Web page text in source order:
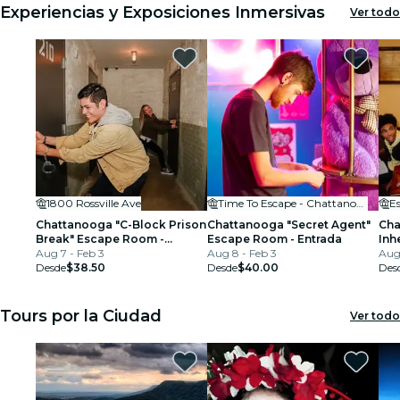
Experiencias y Exposiciones Inmersivas Ver todo
1800 Rossville Ave
Chattanooga "C-Block Prison
Break" Escape Room -
Entrada
Aug 7 - Feb 3
Desde$38.50
Time To Escape - Chattanooga Escape Room
Chattanooga "Secret Agent"
Escape Room - Entrada
Aug 8 - Feb 3
Desde$40.00
Tours por la Ciudad Ver todo